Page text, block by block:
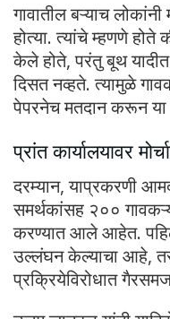
गावातील बऱ्याच
होत्या. त्यांचे म्हणणे होते
केले होते, परंतु बूथ यादीत
दिसत नव्हते. त्यामुळे
पेपरनेच मतदान करून
प्रांत कार्यालयावर
दरम्यान, याप्रकरणी
समर्थकांसह २००
करण्यात आले आहेत.
उल्लंघन केल्याचा आहे,
प्रक्रियेविरोधात